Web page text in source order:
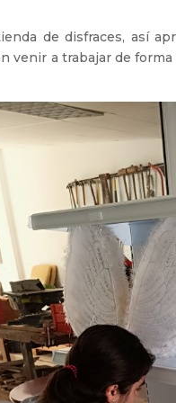
de disfraces, así
venir a trabajar de